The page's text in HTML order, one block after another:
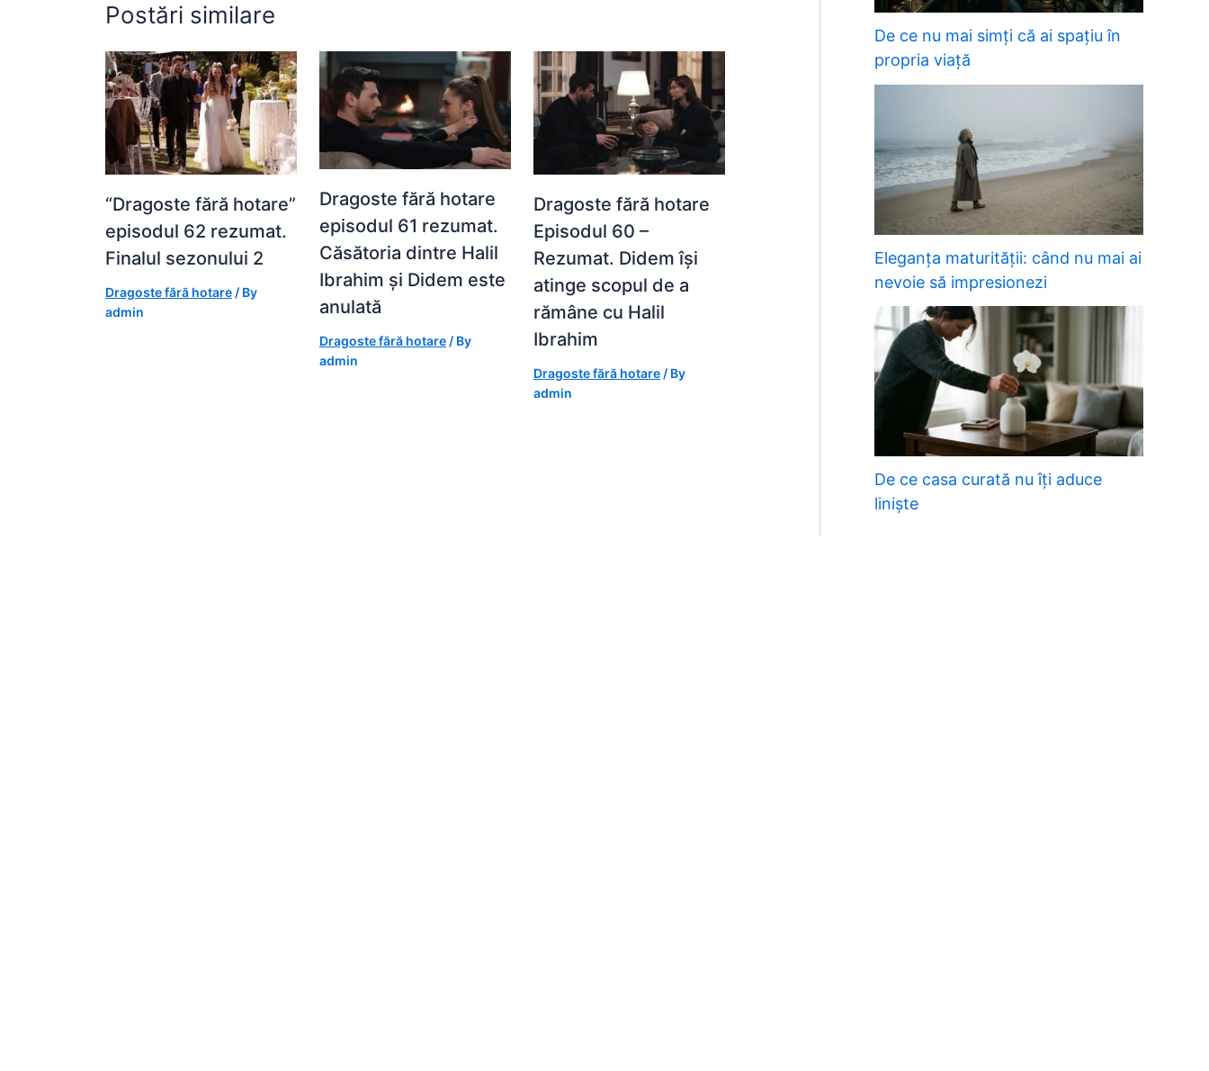
Postări similare
“Dragoste fără hotare”
episodul 62 rezumat.
Finalul sezonului 2
Dragoste fără hotare / By
admin
Dragoste fără hotare
episodul 61 rezumat.
Căsătoria dintre Halil
Ibrahim și Didem este
anulată
Dragoste fără hotare / By
admin
Dragoste fără hotare
Episodul 60 –
Rezumat. Didem își
atinge scopul de a
rămâne cu Halil
Ibrahim
Dragoste fără hotare / By
admin
De ce nu mai simți că ai spațiu în
propria viață
Eleganța maturității: când nu mai ai
nevoie să impresionezi
De ce casa curată nu îți aduce
liniște